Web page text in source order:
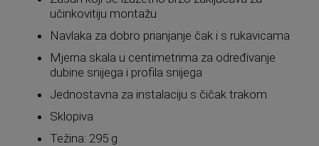
učinkovitiju montažu
Navlaka za dobro prianjanje čak i s rukavicama
Mjerna skala u centimetrima za određivanje
dubine snijega i profila snijega
Jednostavna za instalaciju s čičak trakom
Sklopiva
Težina: 295 g